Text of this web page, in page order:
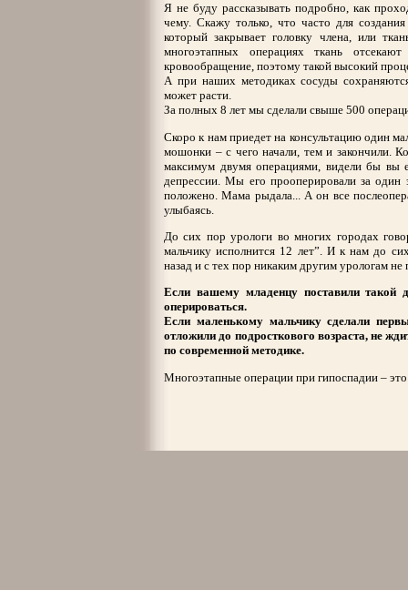
Я не буду рассказывать подробно, как
чему. Скажу только, что часто для
который закрывает головку члена, или
многоэтапных операциях ткань
кровообращение, поэтому такой высокий
А при наших методиках сосуды
может расти.
За полных 8 лет мы сделали свыше 500
Скоро к нам приедет на консультацию один
мошонки – с чего начали, тем и закончили.
максимум двумя операциями, видели бы
депрессии. Мы его прооперировали за один
положено. Мама рыдала... А он все
улыбаясь.
До сих пор урологи во многих городах
мальчику исполнится 12 лет”. И к нам до
назад и с тех пор никаким другим урологам не
Если вашему младенцу поставили такой
оперироваться.
Если маленькому мальчику сделали
отложили до подросткового возраста, не
по современной методике.
Многоэтапные операции при гипоспадии –